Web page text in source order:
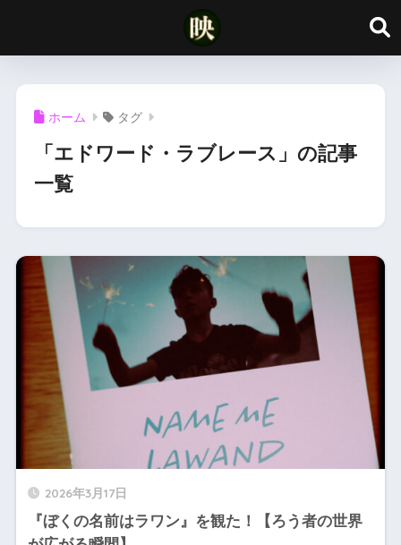
ホーム タグ
「エドワード・ラブレース」の記事
一覧
2026年3月17日
『ぼくの名前はラワン』を観た！【ろう者の世界